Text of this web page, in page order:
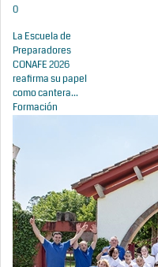
0
La Escuela de
Preparadores
CONAFE 2026
reafirma su papel
como cantera...
Formación